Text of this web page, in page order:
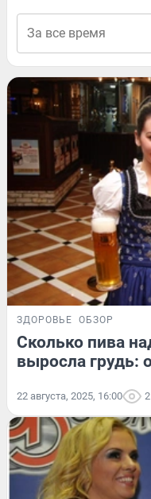
ЗДОРОВЬЕ ОБЗОР
Сколько пива
выросла грудь:
22 августа, 2025, 16:00